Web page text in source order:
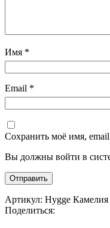
Имя *
Email *
Сохранить моё имя,
Вы должны войти в
Артикул: Hygge
Поделиться: